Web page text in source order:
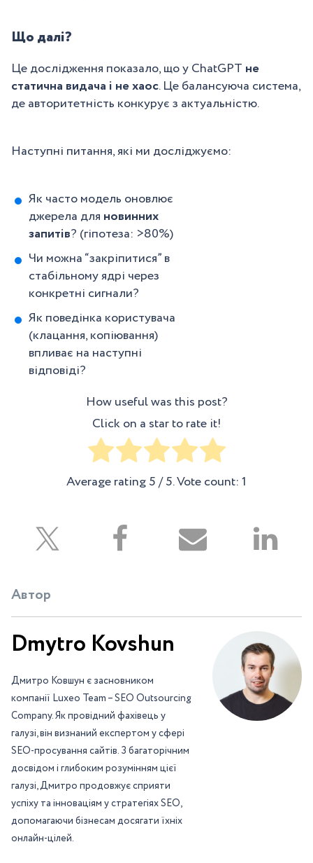
Що далі?
Це дослідження показало, що у ChatGPT не
статична видача і не хаос. Це балансуюча система,
де авторитетність конкурує з актуальністю.
Наступні питання, які ми досліджуємо:
Як часто модель оновлює
джерела для новинних
запитів? (гіпотеза: >80%)
Чи можна “закріпитися” в
стабільному ядрі через
конкретні сигнали?
Як поведінка користувача
(клацання, копіювання)
впливає на наступні
відповіді?
How useful was this post?
Click on a star to rate it!
Average rating5/ 5. Vote count:1
Автор
Dmytro Kovshun
Дмитро Ковшун є засновником
компанії Luxeo Team – SEO Outsourcing
Company. Як провідний фахівець у
галузі, він визнаний експертом у сфері
SEO-просування сайтів. З багаторічним
досвідом і глибоким розумінням цієї
галузі, Дмитро продовжує сприяти
успіху та інноваціям у стратегіях SEO,
допомагаючи бізнесам досягати їхніх
онлайн-цілей.